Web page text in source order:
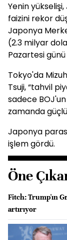
Yenin
faizini rekor
Japonya
(2.3 milyar
Pazartesi
Tokyo'da
Tsuji, “tahvil
sadece
zamanda
Japonya
işlem gördü.
Öne
Fitch: Trump'ın
artırıyor